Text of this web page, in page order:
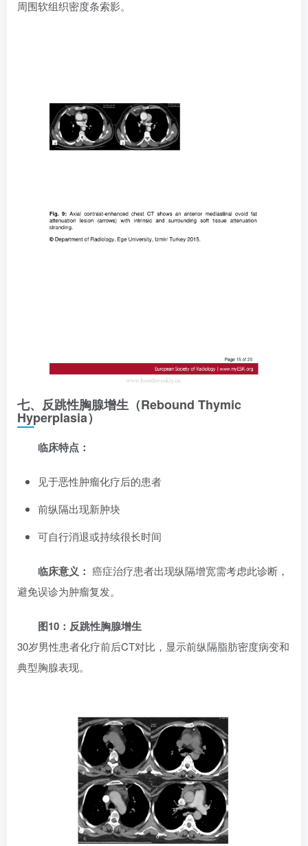
周围软组织密度条索影。
七、反跳性胸腺增生（Rebound Thymic
Hyperplasia）
临床特点：
见于恶性肿瘤化疗后的患者
前纵隔出现新肿块
可自行消退或持续很长时间
临床意义： 癌症治疗患者出现纵隔增宽需考虑此诊断，
避免误诊为肿瘤复发。
图10：反跳性胸腺增生
30岁男性患者化疗前后CT对比，显示前纵隔脂肪密度病变和
典型胸腺表现。